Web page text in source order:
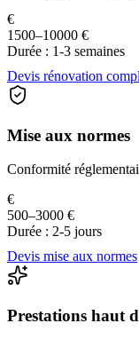
€
1500–10000 €
Durée : 1-3 semaines
Devis rénovation
Mise aux normes
Conformité
€
500–3000 €
Durée : 2-5 jours
Devis mise aux normes
Prestations haut